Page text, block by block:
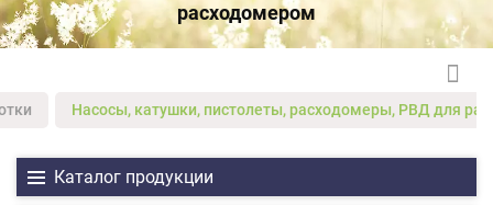
расходомером
Насосы, катушки, пистолеты, расходомеры, РВД для
Каталог продукции